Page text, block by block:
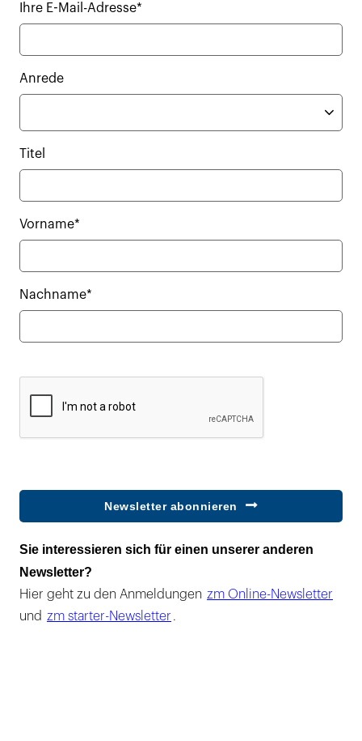
Ihre E-Mail-Adresse*
Anrede
Titel
Vorname*
Nachname*
Newsletter abonnieren
Sie interessieren sich für einen unserer anderen
Newsletter?
Hier geht zu den Anmeldungen zm Online-Newsletter
und zm starter-Newsletter .